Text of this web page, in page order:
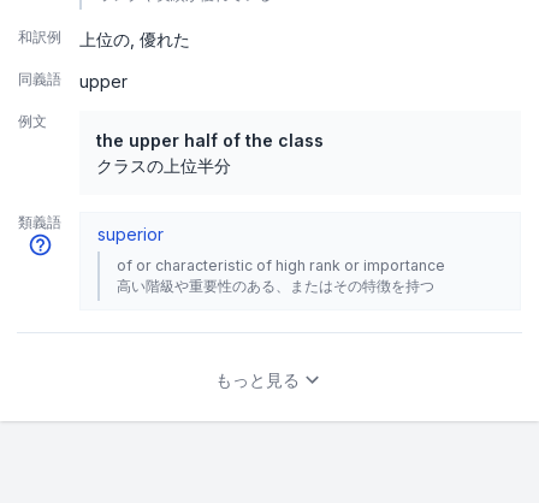
和訳例 上位の 優れた
同義語 upper
例文
the upper half of the class
クラスの上位半分
類義語
superior
of or characteristic of high rank or importance
高い階級や重要性のある、またはその特徴を持つ
もっと見る